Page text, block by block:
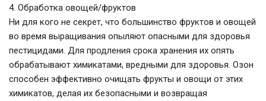
4. Обработка овощей/фруктов
Ни для кого не секрет, что большинство фруктов и овощей
во время выращивания опыляют опасными для здоровья
пестицидами. Для продления срока хранения их опять
обрабатывают химикатами, вредными для здоровья. Озон
способен эффективно очищать фрукты и овощи от этих
химикатов, делая их безопасными и возвращая